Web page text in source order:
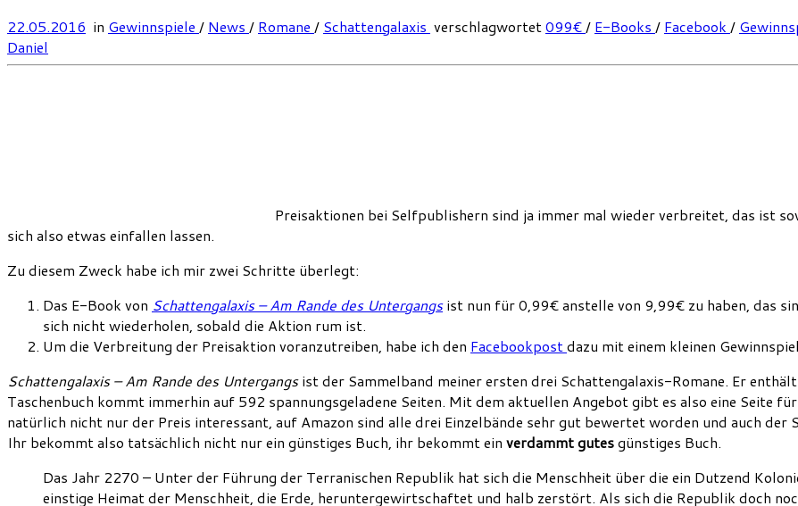
22.05.2016 in Gewinnspiele / News / Romane / Schattengalaxis verschlagwortet099€/ E-Books / Facebook /
Daniel
Preisaktionen bei Selfpublishern sind ja immer mal wieder verbreitet, das ist
sich also etwas einfallen lassen.
Zu diesem Zweck habe ich mir zwei Schritte überlegt:
Das E-Book von Schattengalaxis – Am Rande des Untergangsist nun für 0,99€ anstelle von 9,99€ zu haben, das
sich nicht wiederholen, sobald die Aktion rum ist.
Um die Verbreitung der Preisaktion voranzutreiben, habe ich den Facebookpostdazu mit einem kleinen
Schattengalaxis – Am Rande des Untergangsist der Sammelband meiner ersten drei Schattengalaxis-Romane. Er enthält
Taschenbuch kommt immerhin auf 592 spannungsgeladene Seiten. Mit dem aktuellen Angebot gibt es also eine Seite
natürlich nicht nur der Preis interessant, auf Amazon sind alle drei Einzelbände sehr gut bewertet worden und auch der
Ihr bekommt also tatsächlich nicht nur ein günstiges Buch, ihr bekommt ein verdammt gutesgünstiges Buch.
Das Jahr 2270 – Unter der Führung der Terranischen Republik hat sich die Menschheit über die ein Dutzend
einstige Heimat der Menschheit, die Erde, heruntergewirtschaftet und halb zerstört. Als sich die Republik doch